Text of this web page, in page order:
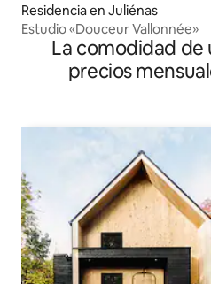
Residencia en Juliénas
Estudio «Douceur Vallonnée»
La comodidad de
precios